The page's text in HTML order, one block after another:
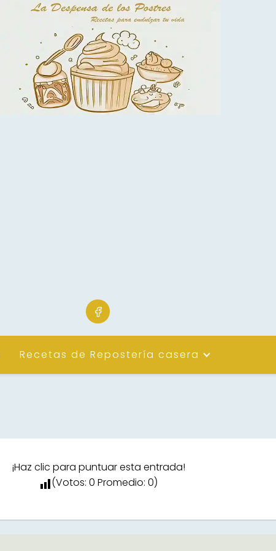
Recetas de Repostería casera
¡Haz clic para puntuar esta entrada!
(Votos: 0 Promedio: 0)